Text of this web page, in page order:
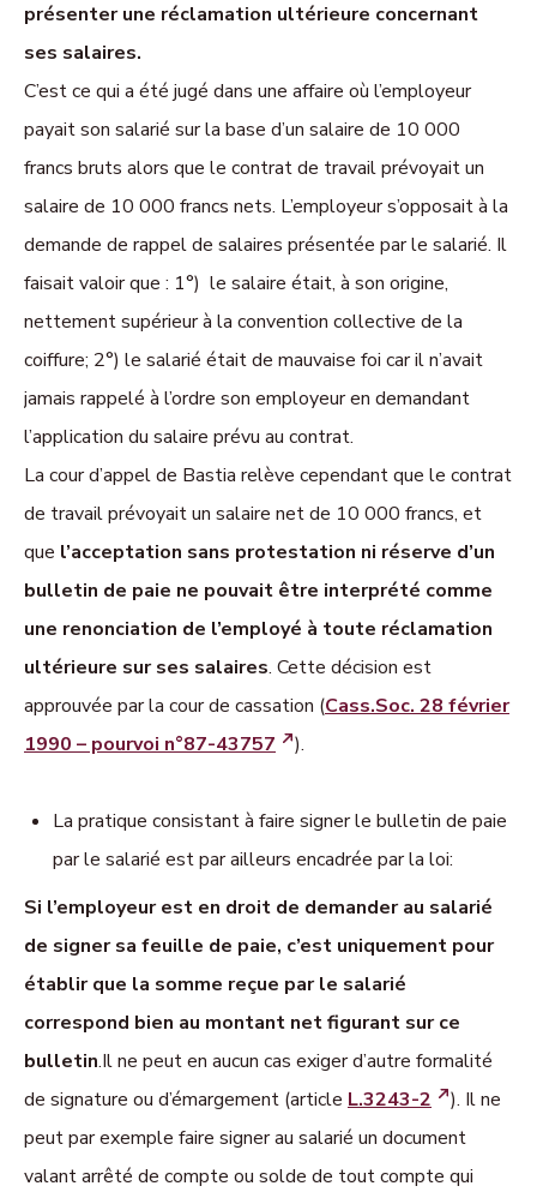
présenter une réclamation ultérieure concernant
ses salaires.
C’est ce qui a été jugé dans une affaire où l’employeur
payait son salarié sur la base d’un salaire de 10 000
francs bruts alors que le contrat de travail prévoyait un
salaire de 10 000 francs nets. L’employeur s’opposait à la
demande de rappel de salaires présentée par le salarié. Il
faisait valoir que : 1°) le salaire était, à son origine,
nettement supérieur à la convention collective de la
coiffure; 2°) le salarié était de mauvaise foi car il n’avait
jamais rappelé à l’ordre son employeur en demandant
l’application du salaire prévu au contrat.
La cour d’appel de Bastia relève cependant que le contrat
de travail prévoyait un salaire net de 10 000 francs, et
que l’acceptation sans protestation ni réserve d’un
bulletin de paie ne pouvait être interprété comme
une renonciation de l’employé à toute réclamation
ultérieure sur ses salaires. Cette décision est
approuvée par la cour de cassation (Cass.Soc. 28 février
1990 – pourvoi n°87-43757
).
La pratique consistant à faire signer le bulletin de paie
par le salarié est par ailleurs encadrée par la loi:
Si l’employeur est en droit de demander au salarié
de signer sa feuille de paie, c’est uniquement pour
établir que la somme reçue par le salarié
correspond bien au montant net figurant sur ce
bulletin.Il ne peut en aucun cas exiger d’autre formalité
de signature ou d’émargement (article L.3243-2
). Il ne
peut par exemple faire signer au salarié un document
valant arrêté de compte ou solde de tout compte qui